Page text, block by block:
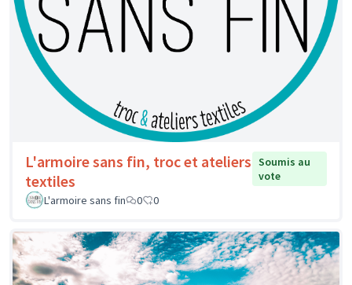
L'armoire sans fin, troc et ateliers
textiles
Soumis au
vote
L'armoire sans fin
0 0